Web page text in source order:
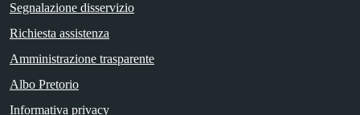
Segnalazione disservizio
Richiesta assistenza
Amministrazione trasparente
Albo Pretorio
Informativa privacy